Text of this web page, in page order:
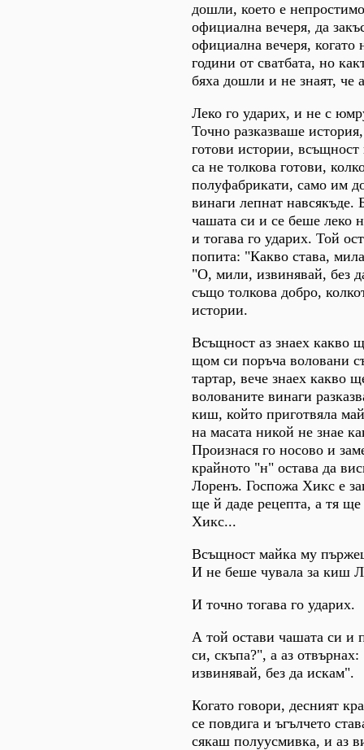
дошли, което е
официална вечеря, да
официална вечеря, когато
години от сватбата, но
бяха дошли и не знаят, че
Леко го ударих, и не с
Точно разказваше
готови истории, всъщност
са не толкова готови,
полуфабрикати, само им
винаги лепнат навсякъде.
чашата си и се беше леко
и тогава го ударих. Той
попита: "Какво става,
"О, мили, извинявай, без
също толкова добро,
истории.
Всъщност аз знаех какво
щом си поръча воловани
тартар, вече знаех какво
волованите винаги
киш, който приготвяла
на масата никой не знае
Произнася го носово и
крайното "н" остава да
Лоренъ. Госпожа Хикс е
ще й даде рецепта, а тя
Хикс...
Всъщност майка му
И не беше чувала за киш
И точно тогава го ударих.
А той остави чашата си и
си, скъпа?", а аз
извинявай, без да искам".
Когато говори, десният
се повдига и ъгълчето
сякаш полуусмивка, и аз